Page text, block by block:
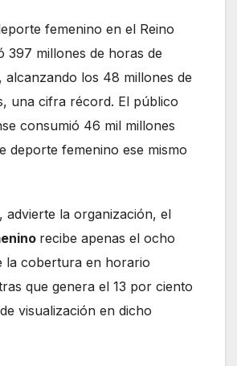
femenino en el Reino
397 millones de horas de
alcanzando los 48 millones de
una cifra récord. El público
consumió 46 mil millones
deporte femenino ese mismo
advierte la organización, el
recibe apenas el ocho
la cobertura en horario
que genera el 13 por ciento
visualización en dicho